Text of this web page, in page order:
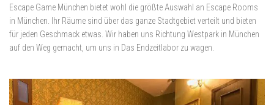
Escape Game München bietet wohl die größte Auswahl an Escape Rooms
in München. Ihr Räume sind über das ganze Stadtgebiet verteilt und bieten
für jeden Geschmack etwas. Wir haben uns Richtung Westpark in München
auf den Weg gemacht, um uns in Das Endzeitlabor zu wagen.